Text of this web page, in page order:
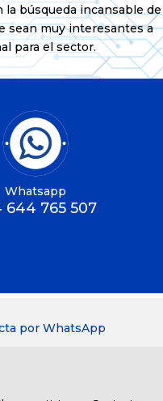
la búsqueda incansable de
sean muy interesantes a
para el sector.
Whatsapp
644 765 507
por WhatsApp